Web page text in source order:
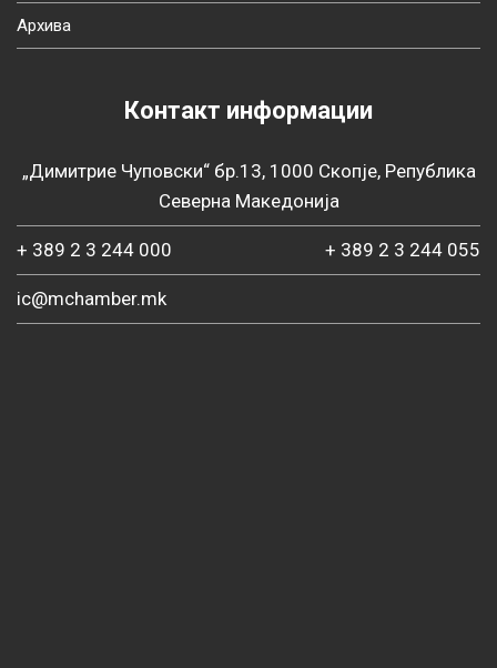
Архива
Контакт информации
„Димитрие Чуповски“ бр.13, 1000 Скопје, Република
Северна Македонија
+ 389 2 3 244 000 + 389 2 3 244 055
ic@mchamber.mk